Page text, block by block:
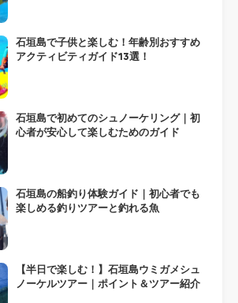
石垣島で子供と楽しむ！年齢別おすすめ
アクティビティガイド13選！
石垣島で初めてのシュノーケリング｜初
心者が安心して楽しむためのガイド
石垣島の船釣り体験ガイド｜初心者でも
楽しめる釣りツアーと釣れる魚
【半日で楽しむ！】石垣島ウミガメシュ
ノーケルツアー｜ポイント＆ツアー紹介